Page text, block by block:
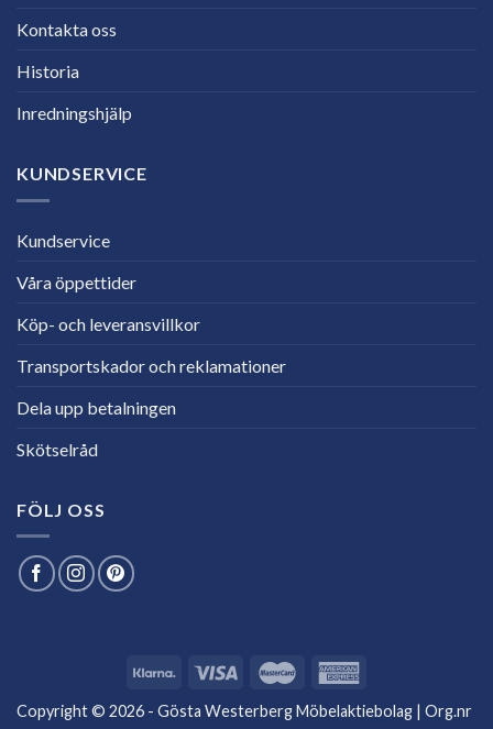
Kontakta oss
Historia
Inredningshjälp
KUNDSERVICE
Kundservice
Våra öppettider
Köp- och leveransvillkor
Transportskador och reklamationer
Dela upp betalningen
Skötselråd
FÖLJ OSS
Copyright © 2026 - Gösta Westerberg Möbelaktiebolag | Org.nr